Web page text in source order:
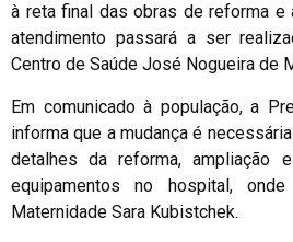
à reta final das obras de reforma e
atendimento passará a ser
Centro de Saúde José Nogueira de
Em comunicado à população, a
informa que a mudança é
detalhes da reforma, ampliação
equipamentos no hospital,
Maternidade Sara Kubistchek.